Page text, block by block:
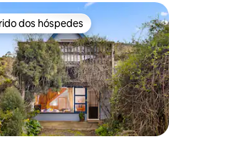
dos hóspedes
dos hóspedes